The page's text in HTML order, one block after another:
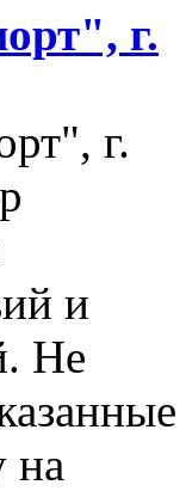
г.
г.
и
Не
на